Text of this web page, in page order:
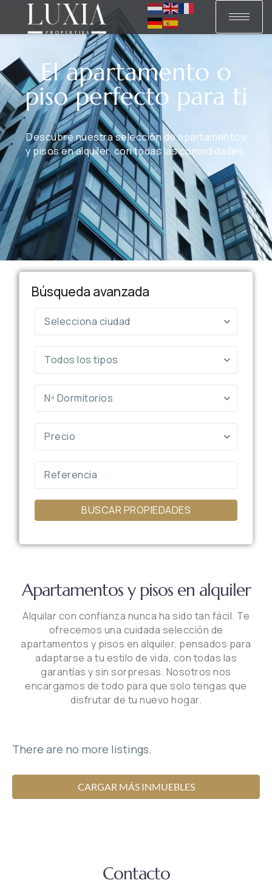
El apartamento o
piso perfecto para ti
Descubre nuestra selección de apartamentos
y pisos en alquiler, con todas las comodidades.
Búsqueda avanzada
Selecciona ciudad
Todos los tipos
Nº Dormitorios
Precio
BUSCAR PROPIEDADES
Apartamentos y pisos en alquiler
Alquilar con confianza nunca ha sido tan fácil. Te
ofrecemos una cuidada selección de
apartamentos y pisos en alquiler, pensados para
adaptarse a tu estilo de vida, con todas las
garantías y sin sorpresas. Nosotros nos
encargamos de todo para que solo tengas que
disfrutar de tu nuevo hogar.
There are no more listings.
CARGAR MÁS INMUEBLES
Contacto